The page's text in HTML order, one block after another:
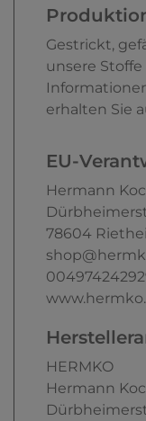
Gestrickt,
unsere
erhalten Sie
EU-
Hermann
78604
HERMKO
Hermann